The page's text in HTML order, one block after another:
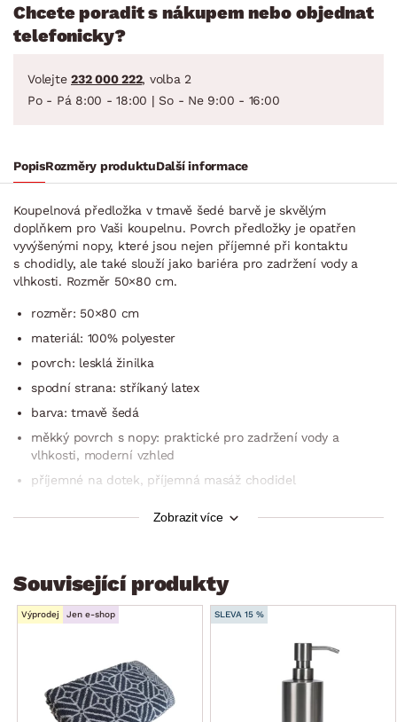
Chcete poradit s nákupem nebo objednat
telefonicky?
Volejte 232 000 222, volba 2
Po - Pá 8:00 - 18:00 | So - Ne 9:00 - 16:00
PopisRozměry produktuDalší informace
Koupelnová předložka v tmavě šedé barvě je skvělým
doplňkem pro Vaši koupelnu. Povrch předložky je opatřen
vyvýšenými nopy, které jsou nejen příjemné při kontaktu
s chodidly, ale také slouží jako bariéra pro zadržení vody a
vlhkosti. Rozměr 50×80 cm.
rozměr: 50×80 cm
materiál: 100% polyester
povrch: lesklá žinilka
spodní strana: stříkaný latex
barva: tmavě šedá
měkký povrch s nopy: praktické pro zadržení vody a
vlhkosti, moderní vzhled
příjemné na dotek, příjemná masáž chodidel
pro zvýšení pohodlí a bezpečnosti v koupelně
ochrana proti sklouznutí na mokrém povrchu
Zobrazit více
Související produkty
Výprodej Jen e-shop SLEVA 15 %